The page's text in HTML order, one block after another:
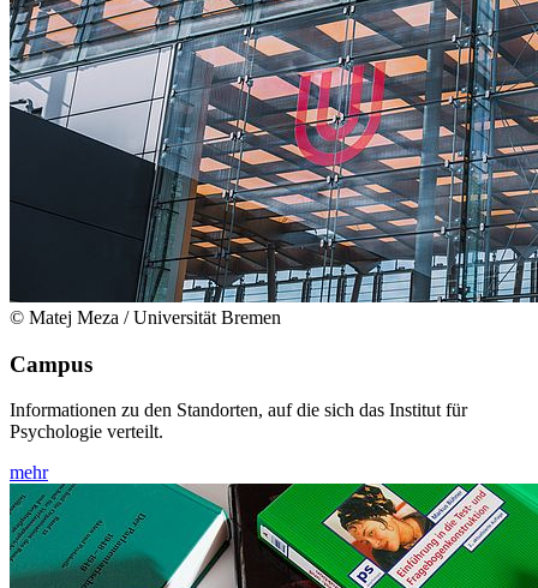
© Matej Meza / Universität Bremen
Campus
Informationen zu den Standorten, auf die sich das Institut für
Psychologie verteilt.
mehr